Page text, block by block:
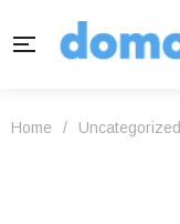
Home / Uncategorized